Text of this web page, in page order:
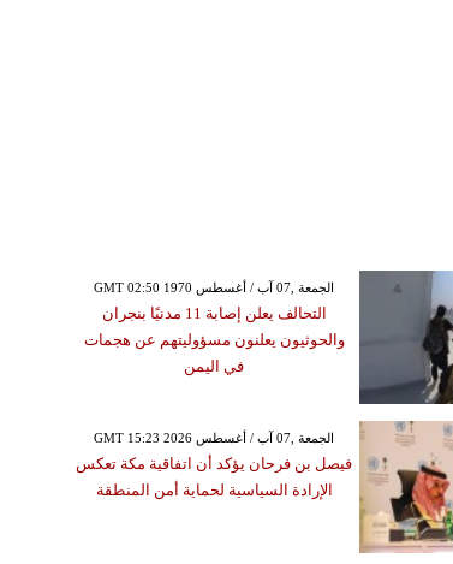
GMT 02:50 1970 الجمعة ,07 آب / أغسطس
التحالف يعلن إصابة 11 مدنيًا بنجران
والحوثيون يعلنون مسؤوليتهم عن هجمات
في اليمن
GMT 15:23 2026 الجمعة ,07 آب / أغسطس
فيصل بن فرحان يؤكد أن اتفاقية مكة تعكس
الإرادة السياسية لحماية أمن المنطقة